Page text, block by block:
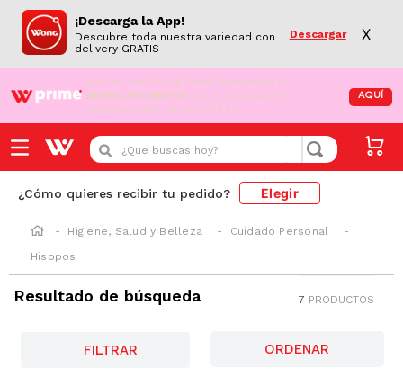
¡Descarga la App!
Descubre toda nuestra variedad con
delivery GRATIS
Descargar X
¡Aún no eres Wong Prime! Aprovecha el
DESPACHO GRATIS en tus compras de
supermercado desde S/79.90
AQUÍ
¿Que buscas hoy?
¿Cómo quieres recibir tu pedido? Elegir
Higiene, Salud y Belleza
Cuidado Personal
Hisopos
Resultado de búsqueda 7 PRODUCTOS
FILTRAR